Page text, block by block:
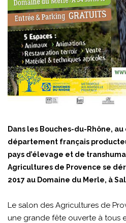
Dans les Bouches-du-Rhône,
département français
pays d’élevage et de
Agricultures de Provence se
2017 au Domaine du Merle, à
Le salon des Agricultures de
une grande fête ouverte à tous